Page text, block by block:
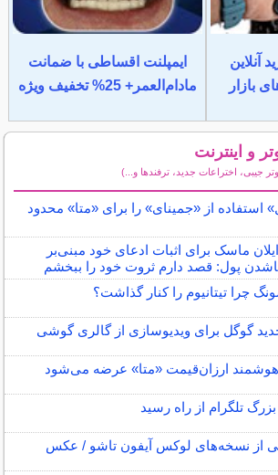
آنلاین
بازار
ایمپلنت اقساطی با ضمانت
مادام‌العمر+ 25% تخفیف ویژه
و اینترنت
جیبی، اختراعات جدید، ترفندها و...)
استفاده از «جمینای» را برای «متا» محدود
ماسک برای اثبات ادعای خود مبنی‌بر
پول: قصد دارم ثروت خود را ببخشم
چرا تیتانیوم را کنار گذاشت؟
جدید گوگل برای ویدیوسازی از گالری گوشی
ارزان‌قیمت «متا» عرضه می‌شود
تلگرام از راه رسید
از نسخه‌های لوکس آیفون تاشو / عکس